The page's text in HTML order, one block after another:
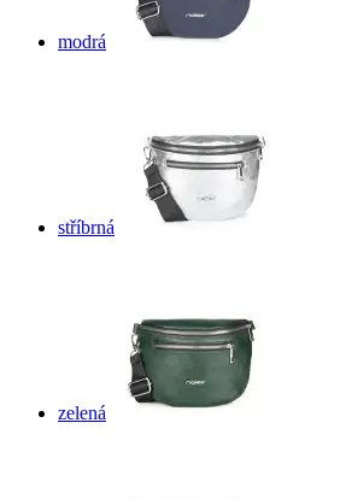
modrá
stříbrná
zelená